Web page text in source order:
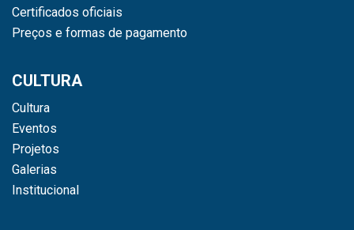
Certificados oficiais
Preços e formas de pagamento
CULTURA
Cultura
Eventos
Projetos
Galerias
Institucional